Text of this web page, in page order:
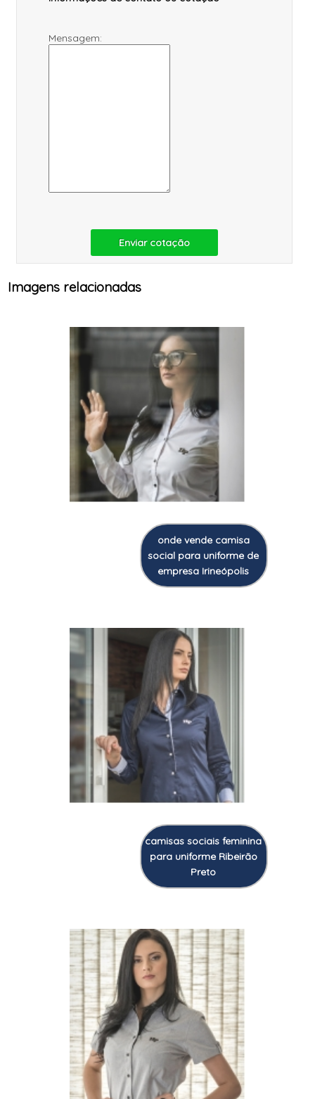
Mensagem:
Enviar cotação
Imagens relacionadas
onde vende camisa
social para uniforme de
empresa Irineópolis
camisas sociais feminina
para uniforme Ribeirão
Preto